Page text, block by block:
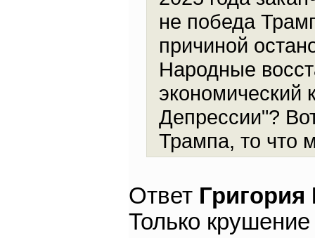
не победа
причиной
Народные
экономический
Депрессии"?
Трампа, то что
Ответ
Только